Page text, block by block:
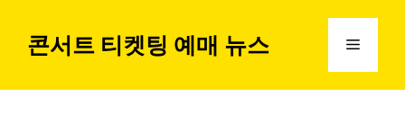
콘서트 티켓팅 예매 뉴스 메